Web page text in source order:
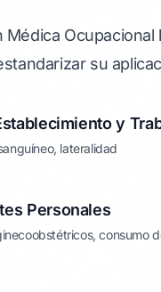
Médica
su
y
lateralidad
Personales
consumo